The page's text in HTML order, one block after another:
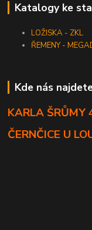
Katalogy ke
LOŽISKA - ZKL
ŘEMENY -
Kde nás
KARLA ŠRŮMY
ČERNČICE U